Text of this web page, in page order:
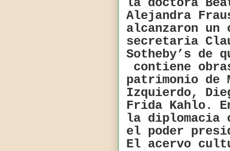
la doctora
Alejandra
alcanzaron un
secretaria
Sotheby’s de
contiene
patrimonio de
Izquierdo,
Frida Kahlo.
la diplomacia
el poder
El acervo